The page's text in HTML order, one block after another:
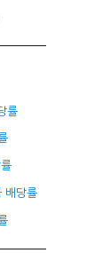
률
배당률